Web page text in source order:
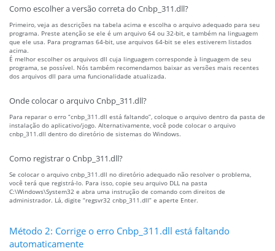
Como escolher a versão correta do Cnbp_311.dll?
Primeiro, veja as descrições na tabela acima e escolha o arquivo adequado para seu
programa. Preste atenção se ele é um arquivo 64 ou 32-bit, e também na linguagem
que ele usa. Para programas 64-bit, use arquivos 64-bit se eles estiverem listados
acima.
É melhor escolher os arquivos dll cuja linguagem corresponde à linguagem de seu
programa, se possível. Nós também recomendamos baixar as versões mais recentes
dos arquivos dll para uma funcionalidade atualizada.
Onde colocar o arquivo Cnbp_311.dll?
Para reparar o erro “cnbp_311.dll está faltando”, coloque o arquivo dentro da pasta de
instalação do aplicativo/jogo. Alternativamente, você pode colocar o arquivo
cnbp_311.dll dentro do diretório de sistemas do Windows.
Como registrar o Cnbp_311.dll?
Se colocar o arquivo cnbp_311.dll no diretório adequado não resolver o problema,
você terá que registrá-lo. Para isso, copie seu arquivo DLL na pasta
C:\Windows\System32 e abra uma instrução de comando com direitos de
administrador. Lá, digite “regsvr32 cnbp_311.dll” e aperte Enter.
Método 2: Corrige o erro Cnbp_311.dll está faltando
automaticamente